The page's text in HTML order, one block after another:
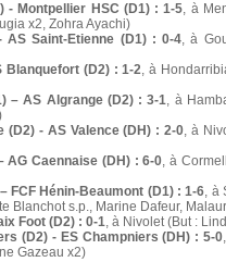
- Montpellier HSC (D1) : 1-5, à
x2, Zohra Ayachi)
AS Saint-Etienne (D1) : 0-4, à
Blanquefort (D2) : 1-2, à
– AS Algrange (D2) : 3-1, à
(D2) - AS Valence (DH) : 2-0, à
AG Caennaise (DH) : 6-0, à
– FCF Hénin-Beaumont (D1) : 1-6, à
Blanchot s.p., Marine Dafeur,
Foot (D2) : 0-1, à Nivolet (But :
(D2) - ES Champniers (DH) : 5-0
Gazeau x2)